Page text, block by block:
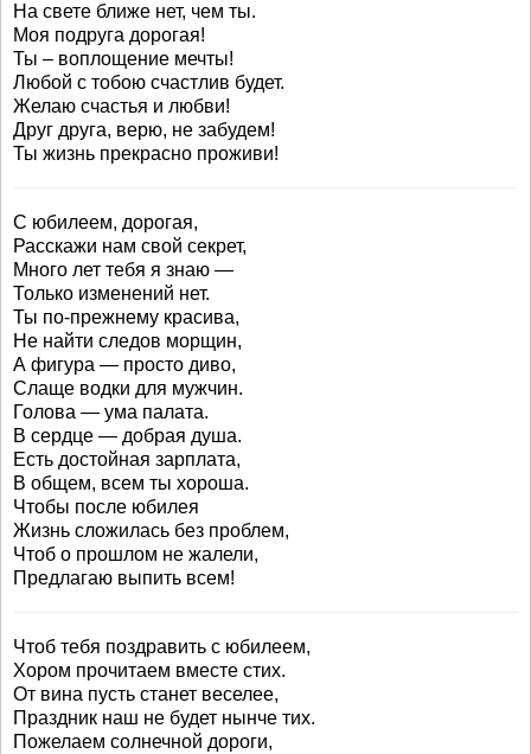
На свете ближе нет, чем ты.
Моя подруга дорогая!
Ты – воплощение мечты!
Любой с тобою счастлив будет.
Желаю счастья и любви!
Друг друга, верю, не забудем!
Ты жизнь прекрасно проживи!
С юбилеем, дорогая,
Расскажи нам свой секрет,
Много лет тебя я знаю —
Только изменений нет.
Ты по-прежнему красива,
Не найти следов морщин,
А фигура — просто диво,
Слаще водки для мужчин.
Голова — ума палата.
В сердце — добрая душа.
Есть достойная зарплата,
В общем, всем ты хороша.
Чтобы после юбилея
Жизнь сложилась без проблем,
Чтоб о прошлом не жалели,
Предлагаю выпить всем!
Чтоб тебя поздравить с юбилеем,
Хором прочитаем вместе стих.
От вина пусть станет веселее,
Праздник наш не будет нынче тих.
Пожелаем солнечной дороги,